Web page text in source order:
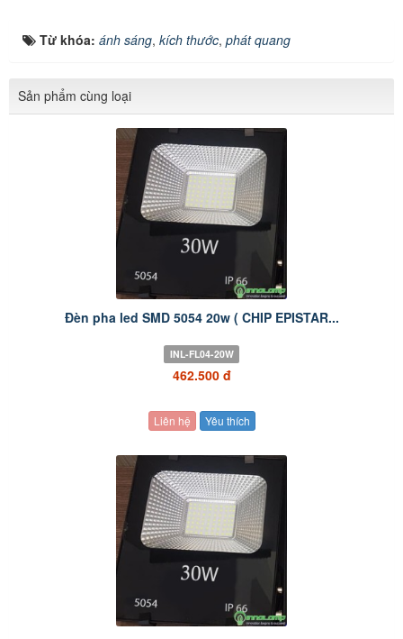
Từ khóa: ánh sáng, kích thước, phát quang
Sản phẩm cùng loại
Đèn pha led SMD 5054 20w ( CHIP EPISTAR...
INL-FL04-20W
462.500 đ
Liên hệ Yêu thích